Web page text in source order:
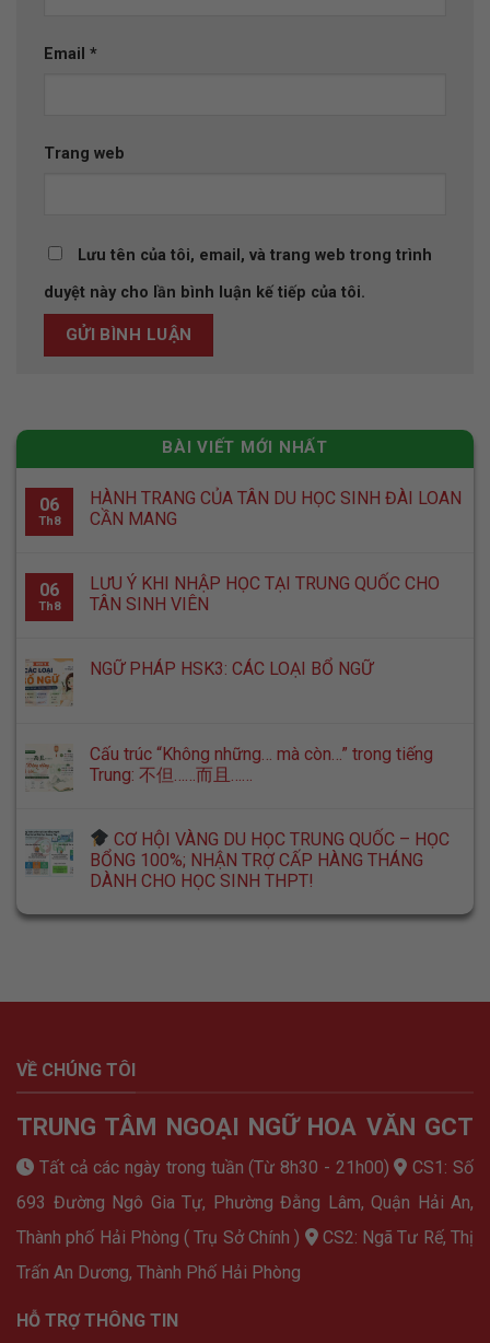
Email *
Trang web
Lưu tên của tôi, email, và trang web trong trình
duyệt này cho lần bình luận kế tiếp của tôi.
BÀI VIẾT MỚI NHẤT
06
Th8
HÀNH TRANG CỦA TÂN DU HỌC SINH ĐÀI LOAN
CẦN MANG
06
Th8
LƯU Ý KHI NHẬP HỌC TẠI TRUNG QUỐC CHO
TÂN SINH VIÊN
NGỮ PHÁP HSK3: CÁC LOẠI BỔ NGỮ
Cấu trúc “Không những… mà còn…” trong tiếng
Trung: 不但……而且……
CƠ HỘI VÀNG DU HỌC TRUNG QUỐC – HỌC
BỔNG 100%; NHẬN TRỢ CẤP HÀNG THÁNG
DÀNH CHO HỌC SINH THPT!
VỀ CHÚNG TÔI
TRUNG TÂM NGOẠI NGỮ HOA VĂN GCT
Tất cả các ngày trong tuần (Từ 8h30 - 21h00)
CS1: Số
693 Đường Ngô Gia Tự, Phường Đằng Lâm, Quận Hải An,
Thành phố Hải Phòng ( Trụ Sở Chính )
CS2: Ngã Tư Rế, Thị
Trấn An Dương, Thành Phố Hải Phòng
HỖ TRỢ THÔNG TIN